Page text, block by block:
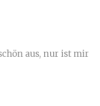
aus, nur ist mir